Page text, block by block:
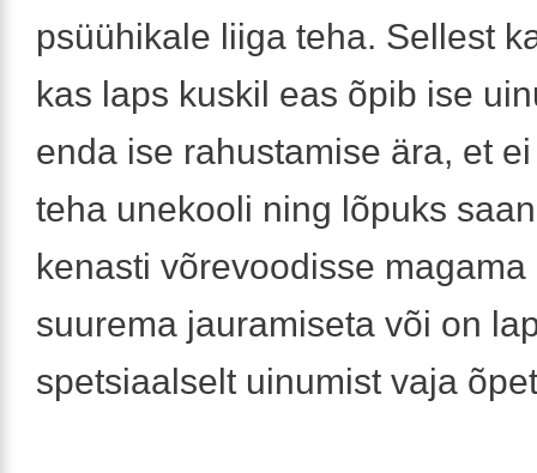
psüühikale liiga teha. Sellest
kas laps kuskil eas õpib ise
enda ise rahustamise ära, et
teha unekooli ning lõpuks
kenasti võrevoodisse magama
suurema jauramiseta või on
spetsiaalselt uinumist vaja